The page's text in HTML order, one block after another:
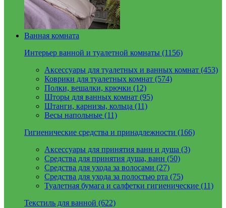
Ванная комната
Интерьер ванной и туалетной комнаты (1156)
Аксессуары для туалетных и ванных комнат (453)
Коврики для туалетных комнат (574)
Полки, вешалки, крючки (12)
Шторы для ванных комнат (95)
Штанги, карнизы, кольца (11)
Весы напольные (11)
Гигиенические средства и принадлежности (166)
Аксессуары для принятия ванн и душа (3)
Средства для принятия душа, ванн (50)
Средства для ухода за волосами (27)
Средства для ухода за полостью рта (75)
Туалетная бумага и салфетки гигиенические (11)
Текстиль для ванной (622)